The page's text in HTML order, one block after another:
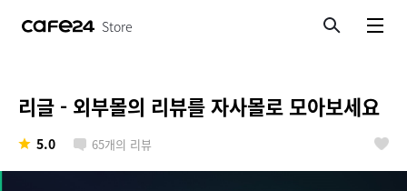
Store
리글 - 외부몰의 리뷰를 자사몰로 모아보세요
5.0 65개의 리뷰